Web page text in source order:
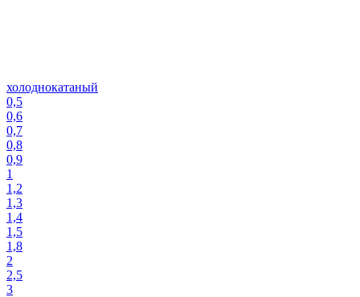
холоднокатаный
0,5
0,6
0,7
0,8
0,9
1
1,2
1,3
1,4
1,5
1,8
2
2,5
3